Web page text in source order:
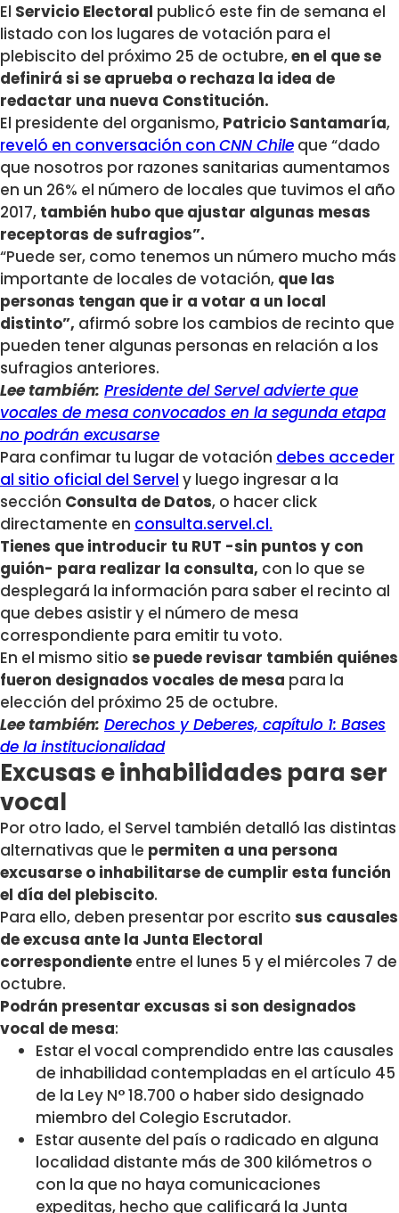
El Servicio Electoral publicó este fin de semana el
listado con los lugares de votación para el
plebiscito del próximo 25 de octubre,en el que se
definirá si se aprueba o rechaza la idea de
redactar una nueva Constitución.
El presidente del organismo, Patricio Santamaría,
reveló en conversación con CNN Chile que “dado
que nosotros por razones sanitarias aumentamos
en un 26% el número de locales que tuvimos el año
2017, también hubo que ajustar algunas mesas
receptoras de sufragios”.
“Puede ser, como tenemos un número mucho más
importante de locales de votación, que las
personas tengan que ir a votar a un local
distinto”, afirmó sobre los cambios de recinto que
pueden tener algunas personas en relación a los
sufragios anteriores.
Lee también: Presidente del Servel advierte que
vocales de mesa convocados en la segunda etapa
no podrán excusarse
Para confimar tu lugar de votación debes acceder
al sitio oficial del Servel y luego ingresar a la
sección Consulta de Datos, o hacer click
directamente en consulta.servel.cl.
Tienes que introducir tu RUT -sin puntos y con
guión- para realizar la consulta, con lo que se
desplegará la información para saber el recinto al
que debes asistir y el número de mesa
correspondiente para emitir tu voto.
En el mismo sitio se puede revisar también quiénes
fueron designados vocales de mesa para la
elección del próximo 25 de octubre.
Lee también: Derechos y Deberes, capítulo 1: Bases
de la institucionalidad
Excusas e inhabilidades para ser
vocal
Por otro lado, el Servel también detalló las distintas
alternativas que le permiten a una persona
excusarse o inhabilitarse de cumplir esta función
el día del plebiscito.
Para ello, deben presentar por escrito sus causales
de excusa ante la Junta Electoral
correspondiente entre el lunes 5 y el miércoles 7 de
octubre.
Podrán presentar excusas si son designados
vocal de mesa:
Estar el vocal comprendido entre las causales
de inhabilidad contempladas en el artículo 45
de la Ley N° 18.700 o haber sido designado
miembro del Colegio Escrutador.
Estar ausente del país o radicado en alguna
localidad distante más de 300 kilómetros o
con la que no haya comunicaciones
expeditas, hecho que calificará la Junta